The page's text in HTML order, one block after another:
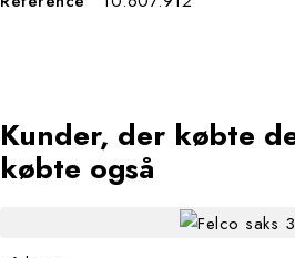
kunder, der købte denne vare,
købte også